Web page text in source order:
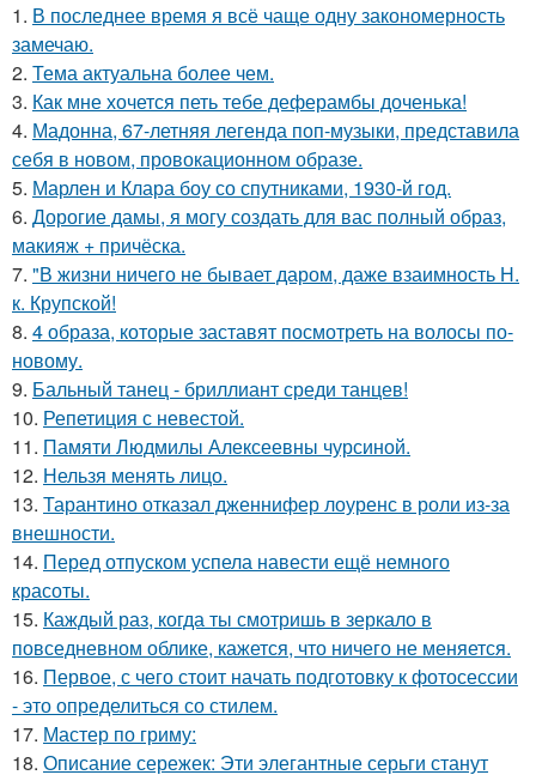
1. В последнее время я всё чаще одну закономерность
замечаю.
2. Тема актуальна более чем.
3. Как мне хочется петь тебе деферамбы доченька!
4. Мадонна, 67-летняя легенда поп-музыки, представила
себя в новом, провокационном образе.
5. Марлен и Клара боу со спутниками, 1930-й год.
6. Дорогие дамы, я могу создать для вас полный образ,
макияж + причёска.
7. "В жизни ничего не бывает даром, даже взаимность Н.
к. Крупской!
8. 4 образа, которые заставят посмотреть на волосы по-
новому.
9. Бальный танец - бриллиант среди танцев!
10. Репетиция с невестой.
11. Памяти Людмилы Алексеевны чурсиной.
12. Нельзя менять лицо.
13. Тарантино отказал дженнифер лоуренс в роли из-за
внешности.
14. Перед отпуском успела навести ещё немного
красоты.
15. Каждый раз, когда ты смотришь в зеркало в
повседневном облике, кажется, что ничего не меняется.
16. Первое, с чего стоит начать подготовку к фотосессии
- это определиться со стилем.
17. Мастер по гриму:
18. Описание сережек: Эти элегантные серьги станут